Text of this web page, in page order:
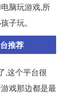
脑玩游戏,所
子玩。
推荐
,这个平台很
戏那边都是最